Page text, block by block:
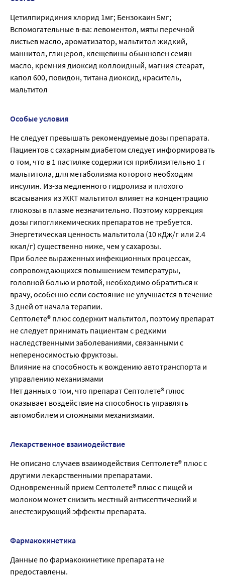
Цетилпиридиния хлорид 1мг; Бензокаин 5мг;
Вспомогательные в-ва: левоментол, мяты перечной
листьев масло, ароматизатор, мальтитол жидкий,
маннитол, глицерол, клещевины обыкновен семян
масло, кремния диоксид коллоидный, магния стеарат,
капол 600, повидон, титана диоксид, краситель,
мальтитол
Особые условия
Не следует превышать рекомендуемые дозы препарата.
Пациентов с сахарным диабетом следует информировать
о том, что в 1 пастилке содержится приблизительно 1 г
мальтитола, для метаболизма которого необходим
инсулин. Из-за медленного гидролиза и плохого
всасывания из ЖКТ мальтитол влияет на концентрацию
глюкозы в плазме незначительно. Поэтому коррекция
дозы гипогликемических препаратов не требуется.
Энергетическая ценность мальтитола (10 кДж/г или 2.4
ккал/г) существенно ниже, чем у сахарозы.
При более выраженных инфекционных процессах,
сопровождающихся повышением температуры,
головной болью и рвотой, необходимо обратиться к
врачу, особенно если состояние не улучшается в течение
3 дней от начала терапии.
Септолете® плюс содержит мальтитол, поэтому препарат
не следует принимать пациентам с редкими
наследственными заболеваниями, связанными с
непереносимостью фруктозы.
Влияние на способность к вождению автотранспорта и
управлению механизмами
Нет данных о том, что препарат Септолете® плюс
оказывает воздействие на способность управлять
автомобилем и сложными механизмами.
Лекарственное взаимодействие
Не описано случаев взаимодействия Септолете® плюс с
другими лекарственными препаратами.
Одновременный прием Септолете® плюс с пищей и
молоком может снизить местный антисептический и
анестезирующий эффекты препарата.
Фармакокинетика
Данные по фармакокинетике препарата не
предоставлены.